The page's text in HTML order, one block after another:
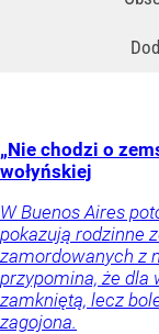
„Nie chodzi o
wołyńskiej
W Buenos Aires
pokazują rodzinne
zamordowanych z
przypomina, że dla
zamkniętą, lecz
zagojona.